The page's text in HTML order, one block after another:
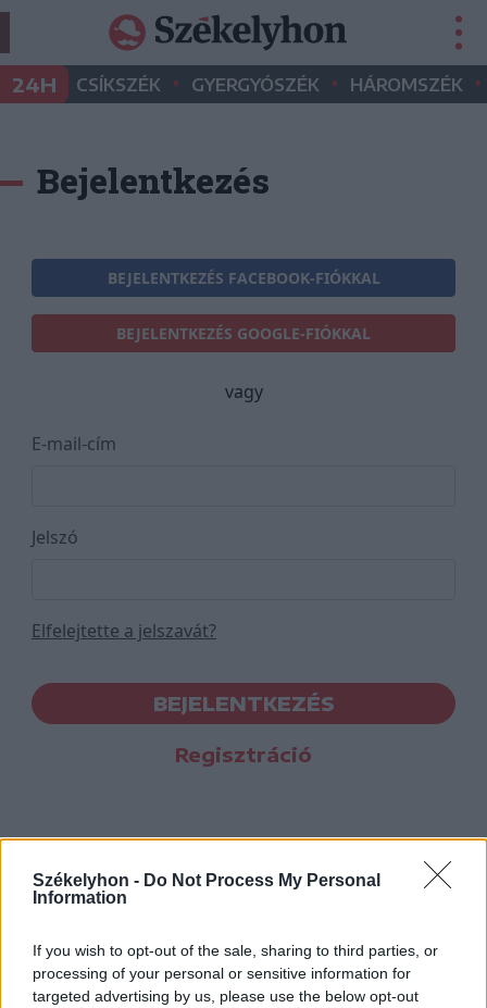
Székelyhon - Do Not Process My Personal
Information
If you wish to opt-out of the sale, sharing to third parties, or
processing of your personal or sensitive information for
targeted advertising by us, please use the below opt-out
24H CSÍKSZÉK • GYERGYÓSZÉK • HÁROMSZÉK •
Bejelentkezés
BEJELENTKEZÉS FACEBOOK-FIÓKKAL
BEJELENTKEZÉS GOOGLE-FIÓKKAL
vagy
E-mail-cím
Jelszó
Elfelejtette a jelszavát?
BEJELENTKEZÉS
Regisztráció